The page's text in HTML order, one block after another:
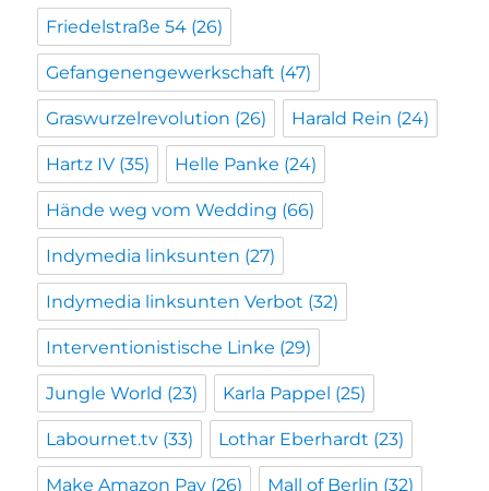
Friedelstraße 54 (26)
Gefangenengewerkschaft (47)
Graswurzelrevolution (26) Harald Rein (24)
Hartz IV (35) Helle Panke (24)
Hände weg vom Wedding (66)
Indymedia linksunten (27)
Indymedia linksunten Verbot (32)
Interventionistische Linke (29)
Jungle World (23) Karla Pappel (25)
Labournet.tv (33) Lothar Eberhardt (23)
Make Amazon Pay (26) Mall of Berlin (32)